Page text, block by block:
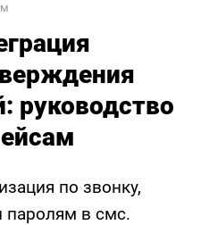
руководство
по звонку,
паролям в смс.